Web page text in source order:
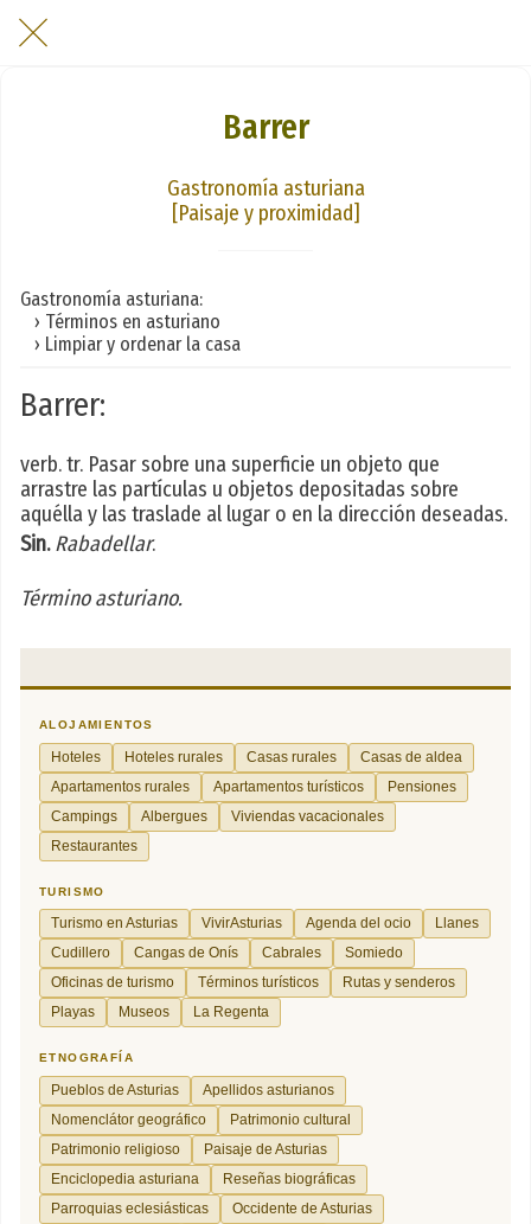
Barrer
Gastronomía asturiana
[Paisaje y proximidad]
Gastronomía asturiana:
› Términos en asturiano
› Limpiar y ordenar la casa
Barrer:
verb. tr. Pasar sobre una superficie un objeto que
arrastre las partículas u objetos depositadas sobre
aquélla y las traslade al lugar o en la dirección deseadas.
Sin. Rabadellar.
Término asturiano.